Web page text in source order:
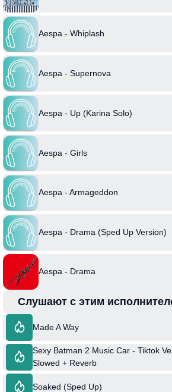
Aespa - Whiplash
Aespa - Supernova
Aespa - Up (Karina Solo)
Aespa - Girls
Aespa - Armageddon
Aespa - Drama (Sped Up Version)
Aespa - Drama
Слушают с этим
Made A Way
Sexy Batman 2 Music Car - Tiktok
Slowed + Reverb
Soaked (Sped Up)